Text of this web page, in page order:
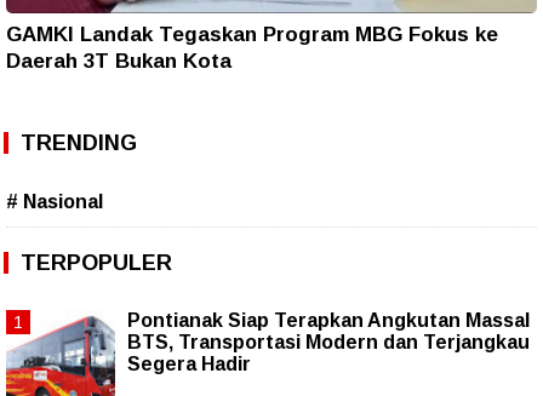
GAMKI Landak Tegaskan Program MBG Fokus ke
Daerah 3T Bukan Kota
TRENDING
# Nasional
TERPOPULER
Pontianak Siap Terapkan Angkutan Massal
BTS, Transportasi Modern dan Terjangkau
Segera Hadir